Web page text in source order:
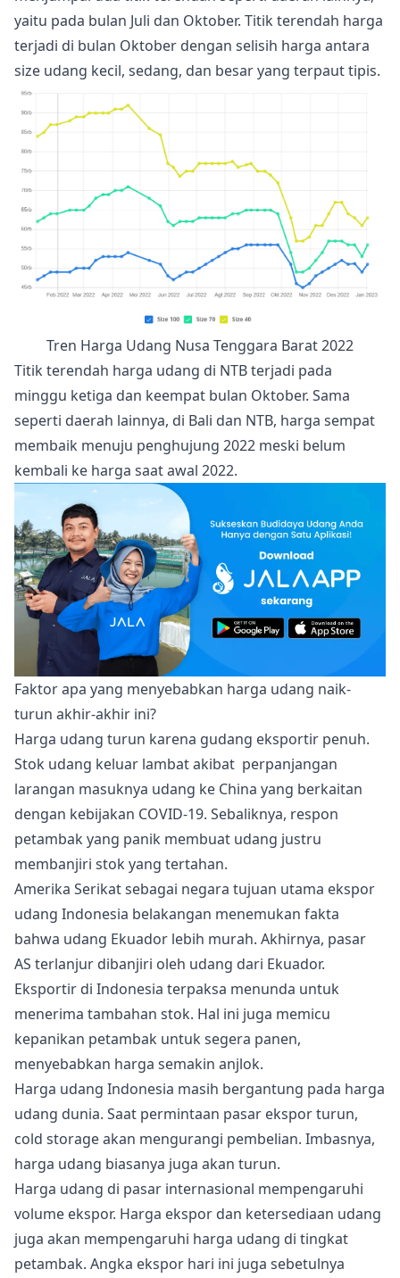
yaitu pada bulan Juli dan Oktober. Titik terendah harga
terjadi di bulan Oktober dengan selisih harga antara
size udang kecil, sedang, dan besar yang terpaut tipis.
Tren Harga Udang Nusa Tenggara Barat 2022
Titik terendah harga udang di NTB terjadi pada
minggu ketiga dan keempat bulan Oktober. Sama
seperti daerah lainnya, di Bali dan NTB, harga sempat
membaik menuju penghujung 2022 meski belum
kembali ke harga saat awal 2022.
Faktor apa yang menyebabkan harga udang naik-
turun akhir-akhir ini?
Harga udang turun karena gudang eksportir penuh.
Stok udang keluar lambat akibat perpanjangan
larangan masuknya udang ke China yang berkaitan
dengan kebijakan COVID-19. Sebaliknya, respon
petambak yang panik membuat udang justru
membanjiri stok yang tertahan.
Amerika Serikat sebagai negara tujuan utama ekspor
udang Indonesia belakangan menemukan fakta
bahwa udang Ekuador lebih murah. Akhirnya, pasar
AS terlanjur dibanjiri oleh udang dari Ekuador.
Eksportir di Indonesia terpaksa menunda untuk
menerima tambahan stok. Hal ini juga memicu
kepanikan petambak untuk segera panen,
menyebabkan harga semakin anjlok.
Harga udang Indonesia masih bergantung pada harga
udang dunia. Saat permintaan pasar ekspor turun,
cold storage akan mengurangi pembelian. Imbasnya,
harga udang biasanya juga akan turun.
Harga udang di pasar internasional mempengaruhi
volume ekspor. Harga ekspor dan ketersediaan udang
juga akan mempengaruhi harga udang di tingkat
petambak. Angka ekspor hari ini juga sebetulnya